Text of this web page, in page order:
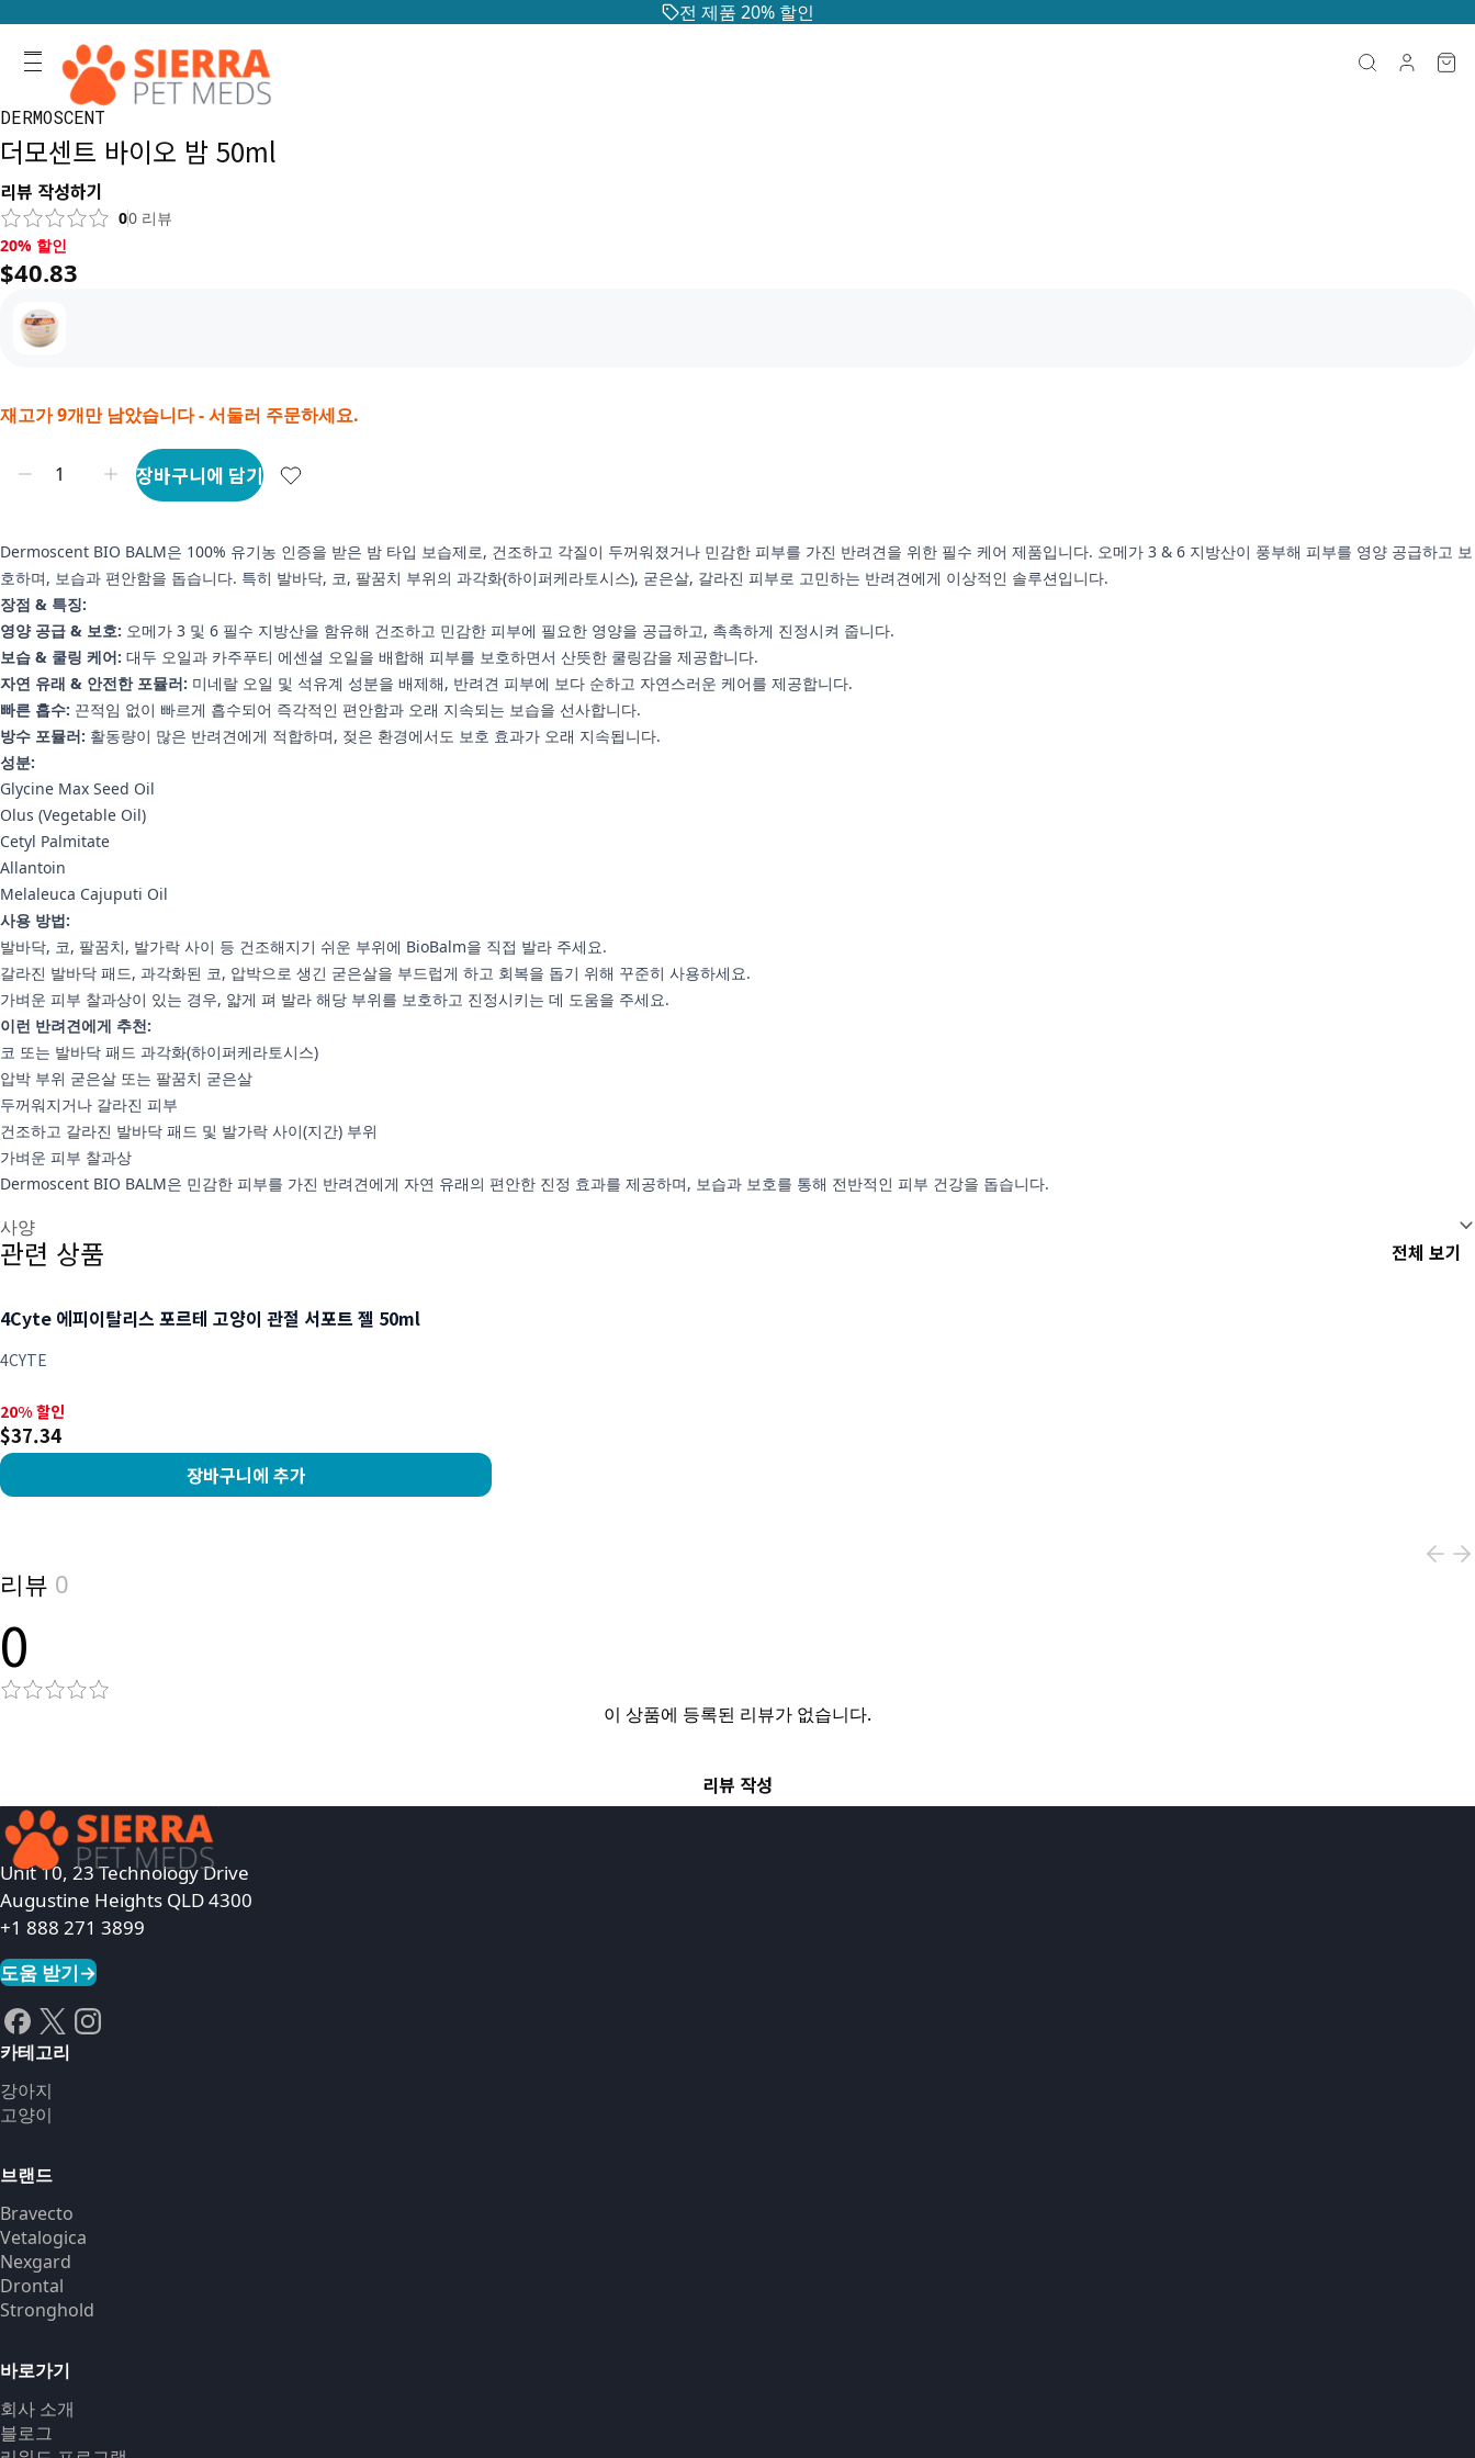
전 제품 20% 할인
DERMOSCENT
더모센트 바이오 밤 50ml
리뷰 작성하기
00 리뷰
20% 할인, $40.83
20% 할인
$40.83
재고가 9개만 남았습니다 - 서둘러 주문하세요.
장바구니에 담기
Dermoscent BIO BALM은 100% 유기농 인증을 받은 밤 타입 보습제로, 건조하고 각질이 두꺼워졌거나 민감한 피부를 가진 반려견을 위한 필수 케어 제품입니다. 오메가 3 & 6 지방산이 풍부해 피부를 영양 공급하고 보
호하며, 보습과 편안함을 돕습니다. 특히 발바닥, 코, 팔꿈치 부위의 과각화(하이퍼케라토시스), 굳은살, 갈라진 피부로 고민하는 반려견에게 이상적인 솔루션입니다.
장점 & 특징:
영양 공급 & 보호: 오메가 3 및 6 필수 지방산을 함유해 건조하고 민감한 피부에 필요한 영양을 공급하고, 촉촉하게 진정시켜 줍니다.
보습 & 쿨링 케어: 대두 오일과 카주푸티 에센셜 오일을 배합해 피부를 보호하면서 산뜻한 쿨링감을 제공합니다.
자연 유래 & 안전한 포뮬러: 미네랄 오일 및 석유계 성분을 배제해, 반려견 피부에 보다 순하고 자연스러운 케어를 제공합니다.
빠른 흡수: 끈적임 없이 빠르게 흡수되어 즉각적인 편안함과 오래 지속되는 보습을 선사합니다.
방수 포뮬러: 활동량이 많은 반려견에게 적합하며, 젖은 환경에서도 보호 효과가 오래 지속됩니다.
성분:
Glycine Max Seed Oil
Olus (Vegetable Oil)
Cetyl Palmitate
Allantoin
Melaleuca Cajuputi Oil
사용 방법:
발바닥, 코, 팔꿈치, 발가락 사이 등 건조해지기 쉬운 부위에 BioBalm을 직접 발라 주세요.
갈라진 발바닥 패드, 과각화된 코, 압박으로 생긴 굳은살을 부드럽게 하고 회복을 돕기 위해 꾸준히 사용하세요.
가벼운 피부 찰과상이 있는 경우, 얇게 펴 발라 해당 부위를 보호하고 진정시키는 데 도움을 주세요.
이런 반려견에게 추천:
코 또는 발바닥 패드 과각화(하이퍼케라토시스)
압박 부위 굳은살 또는 팔꿈치 굳은살
두꺼워지거나 갈라진 피부
건조하고 갈라진 발바닥 패드 및 발가락 사이(지간) 부위
가벼운 피부 찰과상
Dermoscent BIO BALM은 민감한 피부를 가진 반려견에게 자연 유래의 편안한 진정 효과를 제공하며, 보습과 보호를 통해 전반적인 피부 건강을 돕습니다.
사양
관련 상품 전체 보기
4Cyte 에피이탈리스 포르테 고양이 관절 서포트 젤 50ml
4CYTE
20% 할인, $37.34
20% 할인
$37.34
장바구니에 추가
리뷰 0
0
이 상품에 등록된 리뷰가 없습니다.
리뷰 작성
Unit 10, 23 Technology Drive
Augustine Heights QLD 4300
+1 888 271 3899
도움 받기→
카테고리
강아지
고양이
브랜드
Bravecto
Vetalogica
Nexgard
Drontal
Stronghold
바로가기
회사 소개
블로그